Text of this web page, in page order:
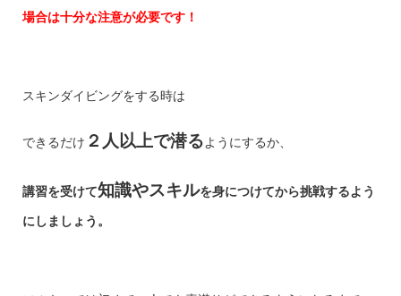
場合は十分な注意が必要です！
スキンダイビングをする時は
できるだけ ２人以上で潜るようにするか、
講習を受けて知識やスキルを身につけてから挑戦するよう
にしましょう。